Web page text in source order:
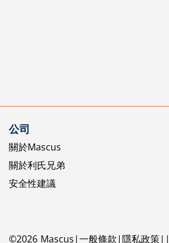
公司
關於Mascus
關於利氏兄弟
安全性建議
©2026 Mascus 一般條款 隱私政策